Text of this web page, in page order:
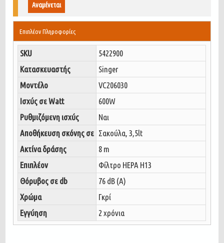
Αναμένεται
Επιπλέον Πληροφορίες
SKU
5422900
Κατασκευαστής
Singer
Μοντέλο
VC206030
Ισχύς σε Watt
600W
Ρυθμιζόμενη ισχύς
Ναι
Αποθήκευση σκόνης σε Σακούλα, 3,5lt
Ακτίνα δράσης
8 m
Επιπλέον
Φίλτρο HEPA H13
Θόρυβος σε db
76 dB (A)
Χρώμα
Γκρί
Εγγύηση
2 χρόνια